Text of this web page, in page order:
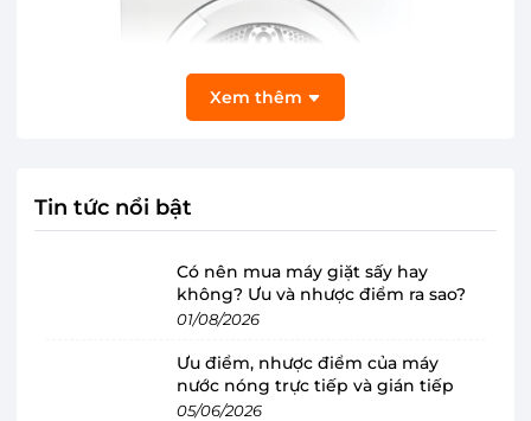
Máy sấy ngưng tụ Beko 8 kg
DU8133GA0W kích thước nhỏ gọn, hiện đại
Xem thêm
Tin tức nổi bật
Có nên mua máy giặt sấy hay
không? Ưu và nhược điểm ra sao?
01/08/2026
Ưu điểm, nhược điểm của máy
nước nóng trực tiếp và gián tiếp
05/06/2026